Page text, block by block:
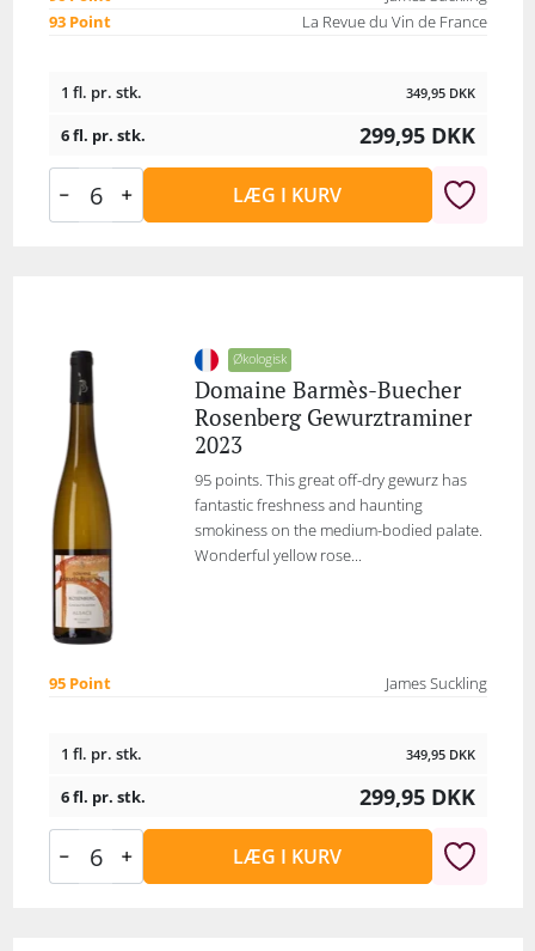
93 Point
La Revue du Vin de France
1 fl. pr. stk. 349,95 DKK
6 fl. pr. stk. 299,95 DKK
LÆG I KURV
Økologisk
Domaine Barmès-Buecher
Rosenberg Gewurztraminer
2023
95 points. This great off-dry gewurz has
fantastic freshness and haunting
smokiness on the medium-bodied palate.
Wonderful yellow rose...
95 Point James Suckling
1 fl. pr. stk. 349,95 DKK
6 fl. pr. stk. 299,95 DKK
LÆG I KURV